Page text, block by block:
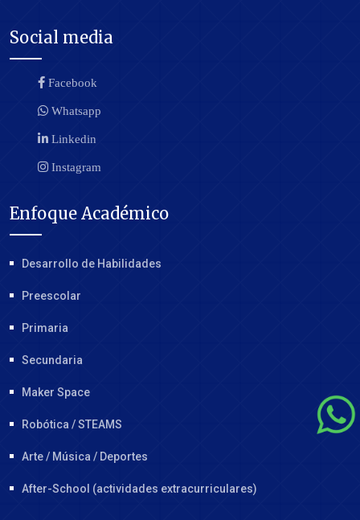
Social media
Facebook
Whatsapp
Linkedin
Instagram
Enfoque Académico
Desarrollo de Habilidades
Preescolar
Primaria
Secundaria
Maker Space
Robótica / STEAMS
Arte / Música / Deportes
After-School (actividades extracurriculares)